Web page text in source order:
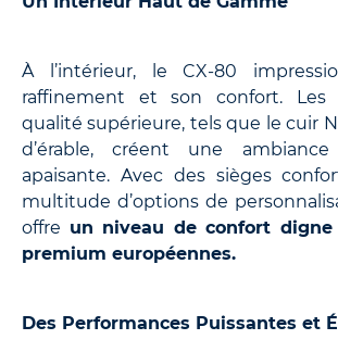
À l’intérieur, le CX-80
raffinement et son confort. Les
qualité supérieure, tels que le cuir
d’érable, créent une
apaisante. Avec des sièges
multitude d’options de
offre un niveau de confort digne
premium européennes.
Des Performances Puissantes et